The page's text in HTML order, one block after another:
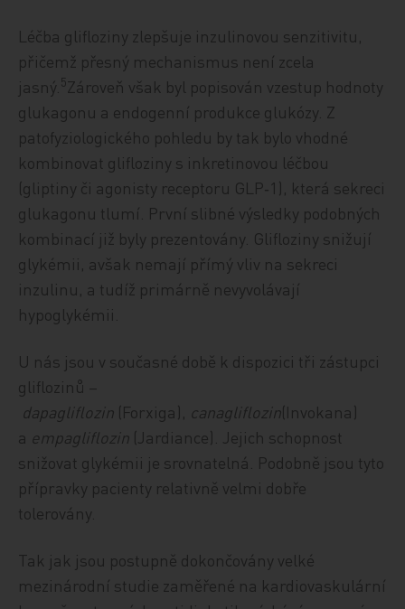
Léčba glifloziny zlepšuje inzulinovou senzitivitu,
přičemž přesný mechanismus není zcela
jasný. 5Zároveň však byl popisován vzestup hodnoty
glukagonu a endogenní produkce glukózy. Z
patofyziologického pohledu by tak bylo vhodné
kombinovat glifloziny s inkretinovou léčbou
(gliptiny či agonisty receptoru GLP‑1), která sekreci
glukagonu tlumí. První slibné výsledky podobných
kombinací již byly prezentovány. Glifloziny snižují
glykémii, avšak nemají přímý vliv na sekreci
inzulinu, a tudíž primárně nevyvolávají
hypoglykémii.
U nás jsou v současné době k dispozici tři zástupci
gliflozinů –
dapagliflozin (Forxiga), canagliflozin(Invokana)
a empagliflozin (Jardiance). Jejich schopnost
snižovat glykémii je srovnatelná. Podobně jsou tyto
přípravky pacienty relativně velmi dobře
tolerovány.
Tak jak jsou postupně dokončovány velké
mezinárodní studie zaměřené na kardiovaskulární